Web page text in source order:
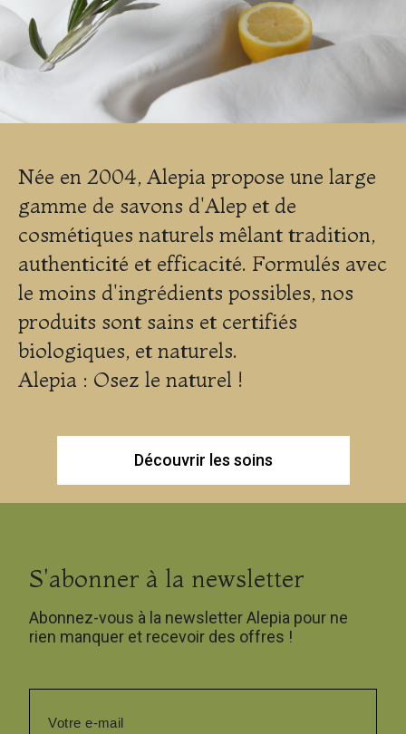
Née en 2004, Alepia propose une large
gamme de savons d'Alep et de
cosmétiques naturels mêlant tradition,
authenticité et efficacité. Formulés avec
le moins d'ingrédients possibles, nos
produits sont sains et certifiés
biologiques, et naturels.
Alepia : Osez le naturel !
Découvrir les soins
S'abonner à la newsletter
Abonnez-vous à la newsletter Alepia pour ne
rien manquer et recevoir des offres !